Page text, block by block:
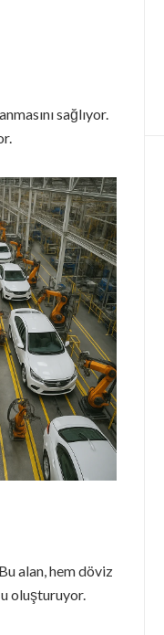
sağlıyor.
alan, hem döviz
oluşturuyor.